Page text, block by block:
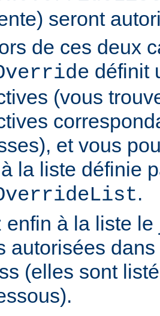
seront
de ces deux
définit
(vous
et vous
la liste définie
.
enfin à la liste
autorisées
(elles sont